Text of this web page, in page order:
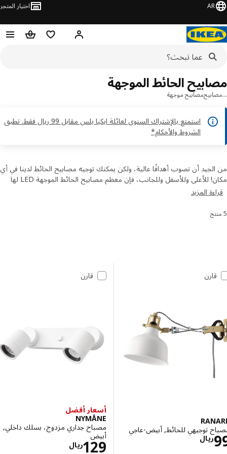
AR اختيار المتجر
مرحباً! تسجيل الدخول أو
قائمة التسوقسلة التسوق
مصابيح موجهة
استمتع بالإشتراك السنوى لعائلة ايكيا بلس مقابل 99 ريال فقط. تطبق
الشروط والأحكام*
الحائط الموجهة
أن تصوب أهدافًا عالية، ولكن يمكنك توجيه مصابيح الحائط لدينا في أي
مكان! للأعلى وللأسفل وللجانب، فإن معظم مصابيح الحائط الموجهة LED لها
أو أعناق قابلة للتعديل، لذا يمكنك توجيه الضوء أينما تحتاج إليه. اشتر
المزيد
والتصفية
النتائجقارن
توجيهي للحائط, أبيض-عاجي
ريالالاسعار ريال 99
قارن
أسعار أفضل
NYMÅNE
مصباح جداري مزدوج، بسلك داخلي,
أبيض
ريال129 الاسعار ريال 129